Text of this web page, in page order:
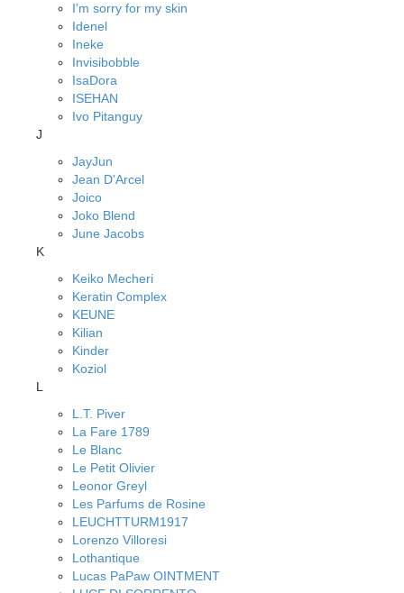
I'm sorry for my skin
Idenel
Ineke
Invisibobble
IsaDora
ISEHAN
Ivo Pitanguy
J
JayJun
Jean D'Arcel
Joico
Joko Blend
June Jacobs
K
Keiko Mecheri
Keratin Complex
KEUNE
Kilian
Kinder
Koziol
L
L.T. Piver
La Fare 1789
Le Blanc
Le Petit Olivier
Leonor Greyl
Les Parfums de Rosine
LEUCHTTURM1917
Lorenzo Villoresi
Lothantique
Lucas PaPaw OINTMENT